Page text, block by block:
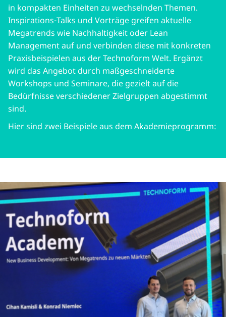
in kompakten Einheiten zu wechselnden Themen.
Inspirations-Talks und Vorträge greifen aktuelle
Megatrends wie Nachhaltigkeit oder Lean
Management auf und verbinden diese mit konkreten
Praxisbeispielen aus der Technoform Welt. Ergänzt
wird das Angebot durch maßgeschneiderte
Workshops und Seminare, die gezielt auf die
Bedürfnisse verschiedener Zielgruppen abgestimmt
sind.
Hier sind zwei Beispiele aus dem Akademieprogramm: